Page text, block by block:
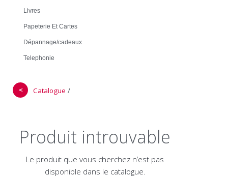
Livres
Papeterie Et Cartes
Dépannage/cadeaux
Telephonie
＜ Catalogue /
Produit introuvable
Le produit que vous cherchez n’est pas
disponible dans le catalogue.